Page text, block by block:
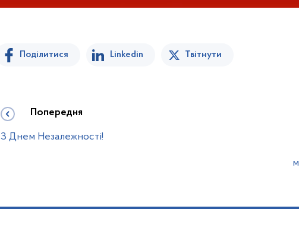
Поділитися Linkedin Твітнути
Попередня
З Днем Незалежності!